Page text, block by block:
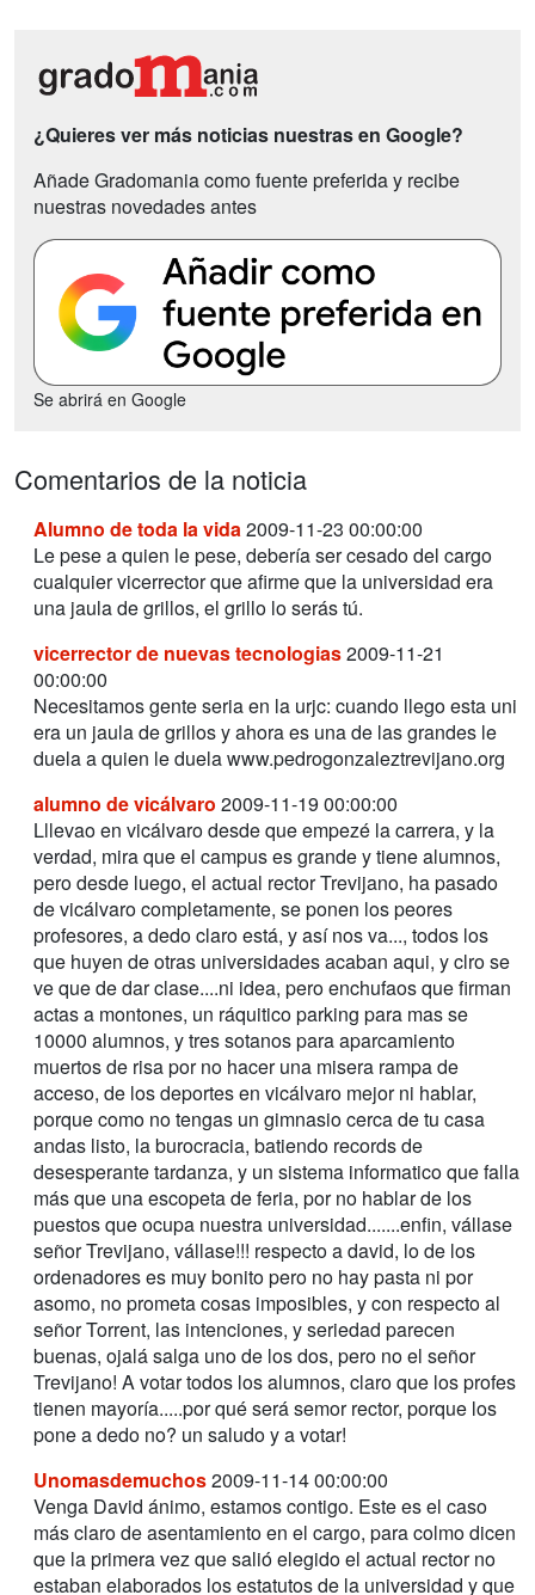
¿Quieres ver más noticias nuestras en Google?
Añade Gradomania como fuente preferida y recibe
nuestras novedades antes
Se abrirá en Google
Comentarios de la noticia
Alumno de toda la vida2009-11-23 00:00:00
Le pese a quien le pese, debería ser cesado del cargo
cualquier vicerrector que afirme que la universidad era
una jaula de grillos, el grillo lo serás tú.
vicerrector de nuevas tecnologias2009-11-21
00:00:00
Necesitamos gente seria en la urjc: cuando llego esta uni
era un jaula de grillos y ahora es una de las grandes le
duela a quien le duela www.pedrogonzaleztrevijano.org
alumno de vicálvaro 2009-11-19 00:00:00
Lllevao en vicálvaro desde que empezé la carrera, y la
verdad, mira que el campus es grande y tiene alumnos,
pero desde luego, el actual rector Trevijano, ha pasado
de vicálvaro completamente, se ponen los peores
profesores, a dedo claro está, y así nos va..., todos los
que huyen de otras universidades acaban aqui, y clro se
ve que de dar clase....ni idea, pero enchufaos que firman
actas a montones, un ráquitico parking para mas se
10000 alumnos, y tres sotanos para aparcamiento
muertos de risa por no hacer una misera rampa de
acceso, de los deportes en vicálvaro mejor ni hablar,
porque como no tengas un gimnasio cerca de tu casa
andas listo, la burocracia, batiendo records de
desesperante tardanza, y un sistema informatico que falla
más que una escopeta de feria, por no hablar de los
puestos que ocupa nuestra universidad.......enfin, vállase
señor Trevijano, vállase!!! respecto a david, lo de los
ordenadores es muy bonito pero no hay pasta ni por
asomo, no prometa cosas imposibles, y con respecto al
señor Torrent, las intenciones, y seriedad parecen
buenas, ojalá salga uno de los dos, pero no el señor
Trevijano! A votar todos los alumnos, claro que los profes
tienen mayoría.....por qué será semor rector, porque los
pone a dedo no? un saludo y a votar!
Unomasdemuchos2009-11-14 00:00:00
Venga David ánimo, estamos contigo. Este es el caso
más claro de asentamiento en el cargo, para colmo dicen
que la primera vez que salió elegido el actual rector no
estaban elaborados los estatutos de la universidad y que